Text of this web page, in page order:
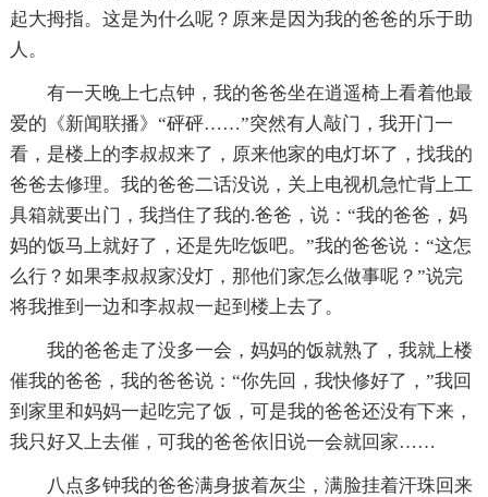
起大拇指。这是为什么呢？原来是因为我的爸爸的乐于助
人。
有一天晚上七点钟，我的爸爸坐在逍遥椅上看着他最
爱的《新闻联播》“砰砰……”突然有人敲门，我开门一
看，是楼上的李叔叔来了，原来他家的电灯坏了，找我的
爸爸去修理。我的爸爸二话没说，关上电视机急忙背上工
具箱就要出门，我挡住了我的.爸爸，说：“我的爸爸，妈
妈的饭马上就好了，还是先吃饭吧。”我的爸爸说：“这怎
么行？如果李叔叔家没灯，那他们家怎么做事呢？”说完
将我推到一边和李叔叔一起到楼上去了。
我的爸爸走了没多一会，妈妈的饭就熟了，我就上楼
催我的爸爸，我的爸爸说：“你先回，我快修好了，”我回
到家里和妈妈一起吃完了饭，可是我的爸爸还没有下来，
我只好又上去催，可我的爸爸依旧说一会就回家……
八点多钟我的爸爸满身披着灰尘，满脸挂着汗珠回来